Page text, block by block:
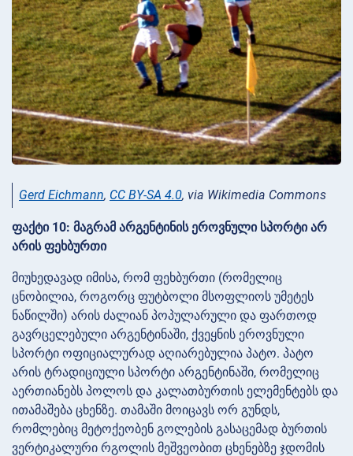
Gerd Eichmann, CC BY-SA 4.0, via Wikimedia Commons
ფაქტი 10: მაგრამ არგენტინის ეროვნული სპორტი არ
არის ფეხბურთი
მიუხედავად იმისა, რომ ფეხბურთი (რომელიც
ცნობილია, როგორც ფუტბოლი მსოფლიოს უმეტეს
ნაწილში) არის ძალიან პოპულარული და ფართოდ
გავრცელებული არგენტინაში, ქვეყნის ეროვნული
სპორტი ოფიციალურად აღიარებულია პატო. პატო
არის ტრადიციული სპორტი არგენტინაში, რომელიც
აერთიანებს პოლოს და კალათბურთის ელემენტებს და
ითამაშება ცხენზე. თამაში მოიცავს ორ გუნდს,
რომლებიც მეტოქეობენ გოლების გასაცემად ბურთის
ვერტიკალური რგოლის მეშვეობით ცხენებზე ჯდომის